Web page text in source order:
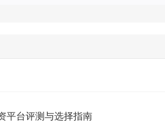
平台评测与选择指南